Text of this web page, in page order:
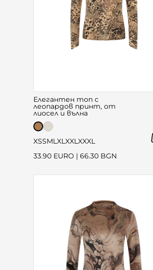
Елегантен топ с
леопардов принт, от
лиосел и вълна
XSSML XL XXL XXXL
33.90 EURO | 66.30 BGN